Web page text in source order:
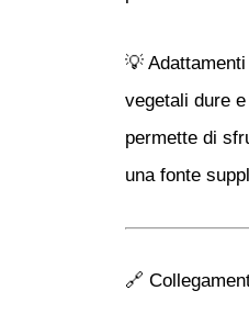
💡
vegetali dure
permette di
una fonte
🔗